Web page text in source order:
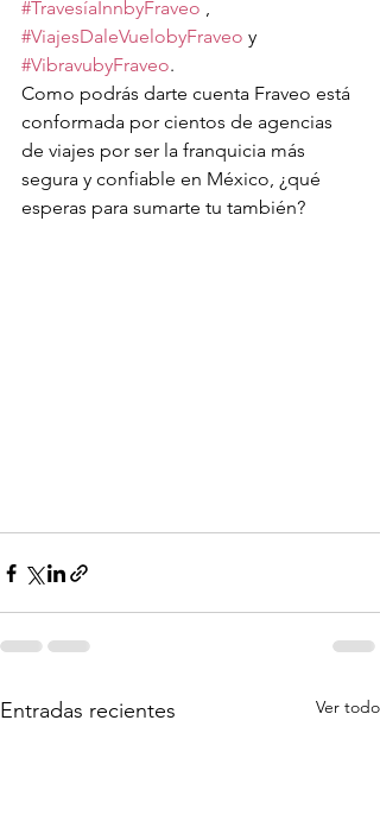
#TravesíaInnbyFraveo ,
#ViajesDaleVuelobyFraveo y
#VibravubyFraveo.
Como podrás darte cuenta Fraveo está
conformada por cientos de agencias
de viajes por ser la franquicia más
segura y confiable en México, ¿qué
esperas para sumarte tu también?
Entradas recientes Ver todo